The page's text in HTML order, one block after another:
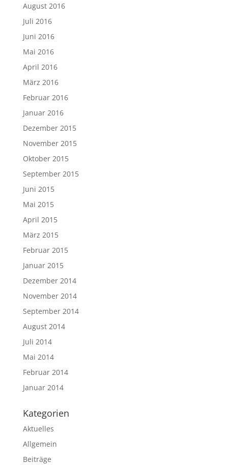
August 2016
Juli 2016
Juni 2016
Mai 2016
April 2016
März 2016
Februar 2016
Januar 2016
Dezember 2015
November 2015
Oktober 2015
September 2015
Juni 2015
Mai 2015
April 2015
März 2015
Februar 2015
Januar 2015
Dezember 2014
November 2014
September 2014
August 2014
Juli 2014
Mai 2014
Februar 2014
Januar 2014
Kategorien
Aktuelles
Allgemein
Beiträge